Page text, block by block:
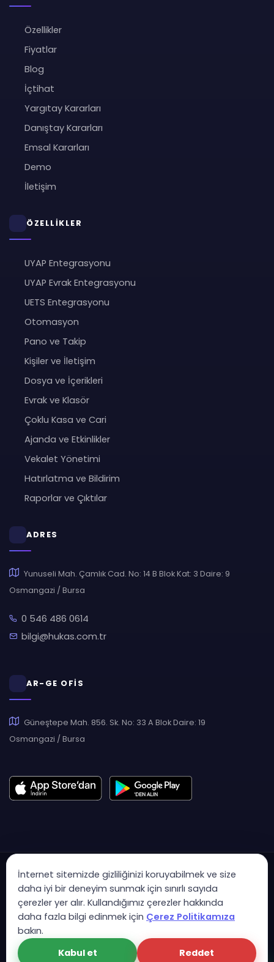
Özellikler
Fiyatlar
Blog
İçtihat
Yargıtay Kararları
Danıştay Kararları
Emsal Kararları
Demo
İletişim
ÖZELLİKLER
UYAP Entegrasyonu
UYAP Evrak Entegrasyonu
UETS Entegrasyonu
Otomasyon
Pano ve Takip
Kişiler ve İletişim
Dosya ve İçerikleri
Evrak ve Klasör
Çoklu Kasa ve Cari
Ajanda ve Etkinlikler
Vekalet Yönetimi
Hatırlatma ve Bildirim
Raporlar ve Çıktılar
ADRES
Yunuseli Mah. Çamlık Cad. No: 14 B Blok Kat: 3 Daire: 9
Osmangazi / Bursa
0 546 486 0614
bilgi@hukas.com.tr
AR-GE OFİS
Güneştepe Mah. 856. Sk. No: 33 A Blok Daire: 19
Osmangazi / Bursa
Copyright © 2007 - 2026 Hukas | Hukuk Asistan • Tüm Hakları
Saklıdır
KVK Aydınlatma MetniGizlilik PolitikasıGüvenlik Sözleşmesi
İnternet sitemizde gizliliğinizi koruyabilmek ve size
daha iyi bir deneyim sunmak için sınırlı sayıda
çerezler yer alır. Kullandığımız çerezler hakkında
daha fazla bilgi edinmek için Çerez Politikamıza
bakın.
Kabul et
Reddet